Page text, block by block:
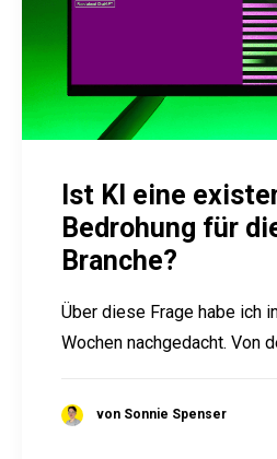
Ist KI eine
Bedrohung für
Branche?
Über diese Frage habe ich
Wochen nachgedacht. Von
von Sonnie Spenser